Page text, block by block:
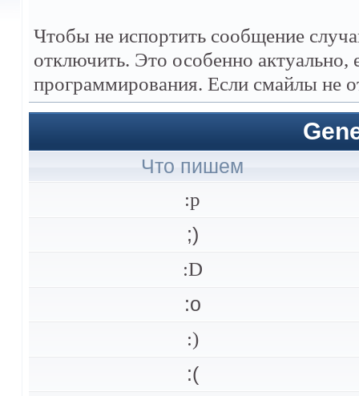
Чтобы не испортить сообщение
отключить. Это особенно
программирования. Если смайлы не
Что пишем
:p
;)
:D
:o
:)
:(